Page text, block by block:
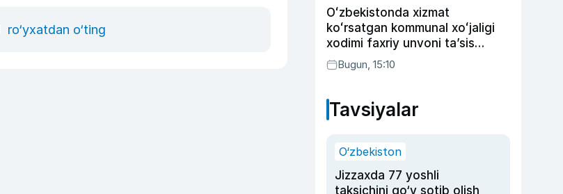
ro‘yxatdan o‘ting
Oʻzbekistonda xizmat
koʻrsatgan kommunal xoʻjaligi
xodimi faxriy unvoni taʼsis
etilishi mumkin
Bugun, 15:10
Tavsiyalar
O‘zbekiston
Jizzaxda 77 yoshli
taksichini qo‘y sotib olish